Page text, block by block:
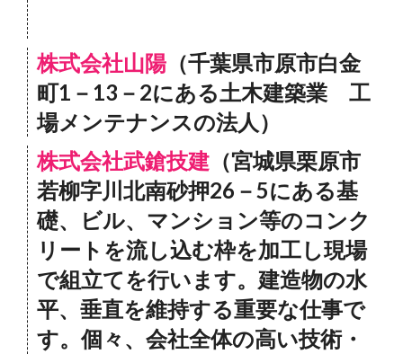
株式会社山陽 （千葉県市原市白金
町1－13－2にある土木建築業 工
場メンテナンスの法人）
株式会社武鎗技建 （宮城県栗原市
若柳字川北南砂押26－5にある基
礎、ビル、マンション等のコンク
リートを流し込む枠を加工し現場
で組立てを行います。建造物の水
平、垂直を維持する重要な仕事で
す。個々、会社全体の高い技術・